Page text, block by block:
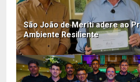
São João de Meriti adere ao
Ambiente Resiliente